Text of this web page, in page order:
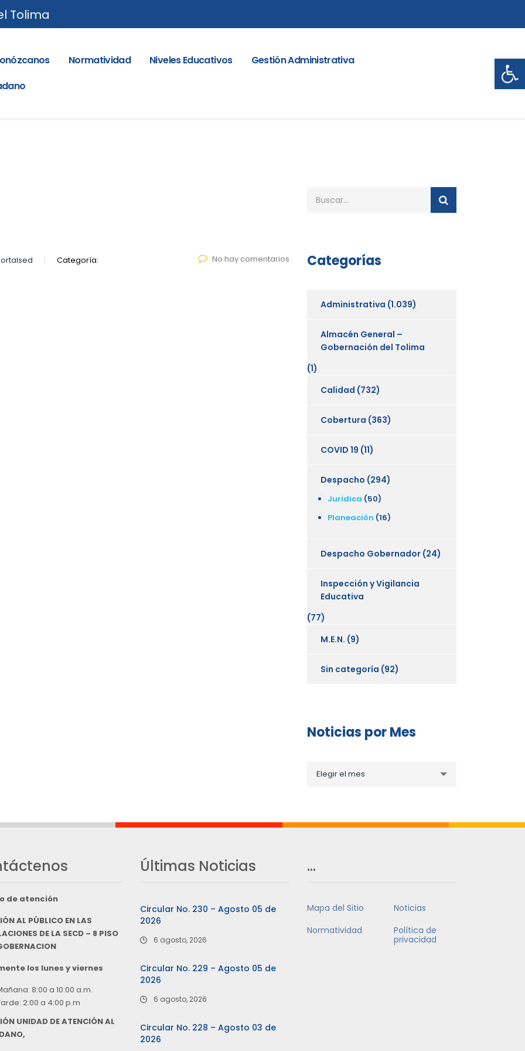
Tolima
Normatividad Niveles Educativos
Gestión Administrativa
Categoría: No hay comentarios Categorías
Administrativa (1.039)
Almacén General –
Gobernación del Tolima
(1)
Calidad (732)
Cobertura (363)
COVID 19 (11)
Despacho (294)
Juridica (50)
Planeación (16)
Despacho Gobernador (24)
Inspección y Vigilancia
Educativa
(77)
M.E.N. (9)
Sin categoría (92)
Noticias por Mes
porElegir el mes
de atención
AL PÚBLICO EN LAS
DE LA SECD – 8 PISO
los lunes y viernes
8:00 a 10:00 a.m.
2:00 a 4:00 p.m
UNIDAD DE ATENCIÓN AL
Últimas Noticias
Circular No. 230 – Agosto 05 de
2026
6 agosto, 2026
Circular No. 229 – Agosto 05 de
2026
6 agosto, 2026
Circular No. 228 – Agosto 03 de
2026
…
Mapa del Sitio
Noticias
Normatividad
Política de
privacidad